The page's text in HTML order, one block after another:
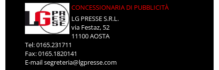
CONCESSIONARIA DI PUBBLICITÀ
LG PRESSE S.R.L.
via Festaz, 52
11100 AOSTA
Tel: 0165.231711
Fax: 0165.1820141
E-mailsegreteria@lgpresse.com